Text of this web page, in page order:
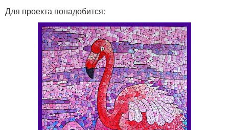
Для проекта понадобится: